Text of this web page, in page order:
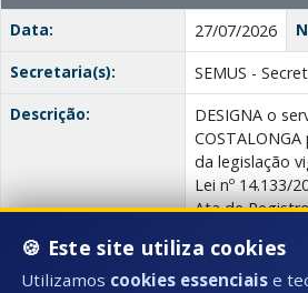
Data:
27/07/2026
Secretaria(s):
SEMUS -
Descrição:
DESIGNA o
da legislação
Lei nº 14.133/
Ata de
celebrado com
MULTIFARMA
🍪 Este site utiliza cookies
Utilizamos cookies essenciais e